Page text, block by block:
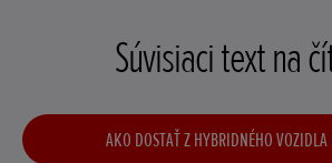
Súvisiaci text na
AKO DOSTAŤ Z HYBRIDNÉHO